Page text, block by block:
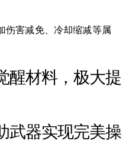
伤害减免、冷却缩减等属
醒材料，极大提
武器实现完美操